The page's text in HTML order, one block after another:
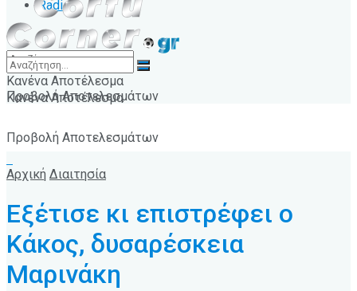
Radio
Κανένα Αποτέλεσμα
Προβολή Αποτελεσμάτων
Κανένα Αποτέλεσμα
Προβολή Αποτελεσμάτων
Αρχική Διαιτησία
Εξέτισε κι επιστρέφει ο
Κάκος, δυσαρέσκεια
Μαρινάκη